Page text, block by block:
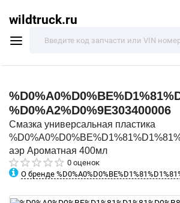
wildtruck.ru
%D0%A2%D0%9E303400006
Смазка универсальная пластика
аэр Ароматная 400мл
0 оценок
О бренде